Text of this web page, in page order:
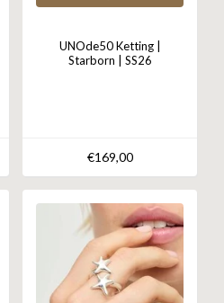
UNOde50 Ketting |
Starborn | SS26
€169,00